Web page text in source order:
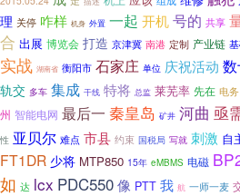
理 关停 咋样 机身 外置 一起 开机号的 共享
合 出展 博览会 打造 京津冀 南港 定制 产业链
实战 湖南省 衡阳市 石家庄 单位 庆祝活动
轨交 多车 集成 干线 特将 总监 莱芜率 先在 电务
州 智能电网 最后一 秦皇岛 矿井 河曲 亟
性 亚贝尔 难点 市县 约束 国税局 写就 刺激 自
FT1DR 少将 MTP850 15年 eMBMS 电磁
如 达 lcx PDC550像 PTT 我 航 一师一麦